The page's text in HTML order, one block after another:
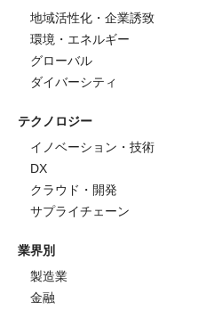
地域活性化・企業誘致
環境・エネルギー
グローバル
ダイバーシティ
テクノロジー
イノベーション・技術
DX
クラウド・開発
サプライチェーン
業界別
製造業
金融